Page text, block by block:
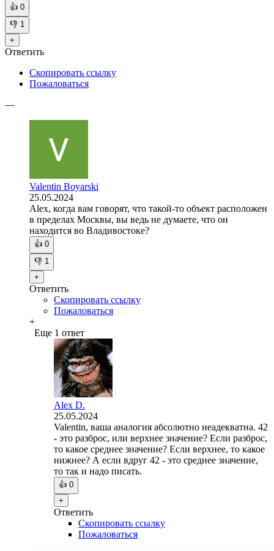
👍 0
👎 1
+
Ответить
Скопировать ссылку
Пожаловаться
—
Valentin Boyarski
25.05.2024
Alex, когда вам говорят, что такой-то объект расположен
в пределах Москвы, вы ведь не думаете, что он
находится во Владивостоке?
👍 0
👎 1
+
Ответить
Скопировать ссылку
Пожаловаться
+
Еще 1 ответ
Alex D.
25.05.2024
Valentin, ваша аналогия абсолютно неадекватна. 42
- это разброс, или верхнее значение? Если разброс,
то какое среднее значение? Если верхнее, то какое
нижнее? А если вдруг 42 - это среднее значение,
то так и надо писать.
👍 0
+
Ответить
Скопировать ссылку
Пожаловаться